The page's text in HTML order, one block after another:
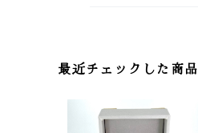
最近チェックした商品